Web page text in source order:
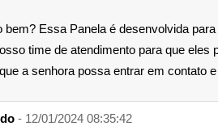
bem? Essa Panela é desenvolvida
time de atendimento para que
a senhora possa entrar em contato
- 12/01/2024 08:35:42